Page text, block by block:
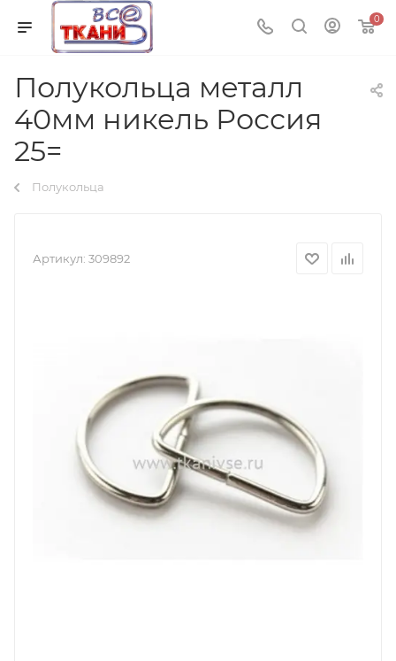
0
Полукольца металл
40мм никель Россия
25=
Полукольца
Артикул: 309892